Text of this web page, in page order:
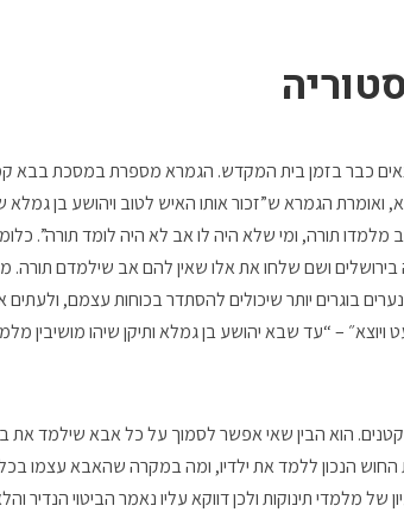
כבר בזמן בית המקדש. הגמרא מספרת במסכת בבא
ואומרת הגמרא ש”זכור אותו האיש לטוב ויהושע בן
תורה, ומי שלא היה לו אב לא היה לומד תורה”.
בירושלים ושם שלחו את אלו שאין להם אב שילמדם תורה.
בוגרים יותר שיכולים להסתדר בכוחות עצמם, ולעתים
– “עד שבא יהושע בן גמלא ותיקן שיהו מושיבין
קטנים. הוא הבין שאי אפשר לסמוך על כל אבא שילמד את
החוש הנכון ללמד את ילדיו, ומה במקרה שהאבא עצמו
של מלמדי תינוקות ולכן דווקא עליו נאמר הביטוי הנדיר